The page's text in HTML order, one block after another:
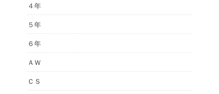
４年
５年
６年
ＡＷ
ＣＳ